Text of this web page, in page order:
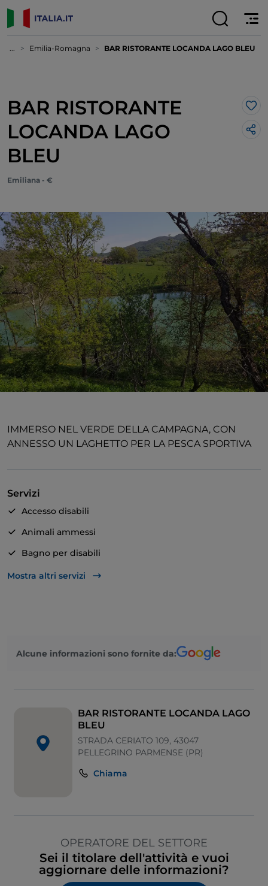
... Emilia-Romagna BAR RISTORANTE LOCANDA LAGO BLEU
BAR RISTORANTE
LOCANDA LAGO
BLEU
Emiliana - €
IMMERSO NEL VERDE DELLA CAMPAGNA, CON
ANNESSO UN LAGHETTO PER LA PESCA SPORTIVA
Servizi
Accesso disabili
Animali ammessi
Bagno per disabili
Bancomat
Visa
American Express
Babysitting
Mostra altri servizi
Alcune informazioni sono fornite da:
BAR RISTORANTE LOCANDA LAGO
BLEU
STRADA CERIATO 109, 43047
PELLEGRINO PARMENSE (PR)
Chiama
OPERATORE DEL SETTORE
Sei il titolare dell'attività e vuoi
aggiornare delle informazioni?